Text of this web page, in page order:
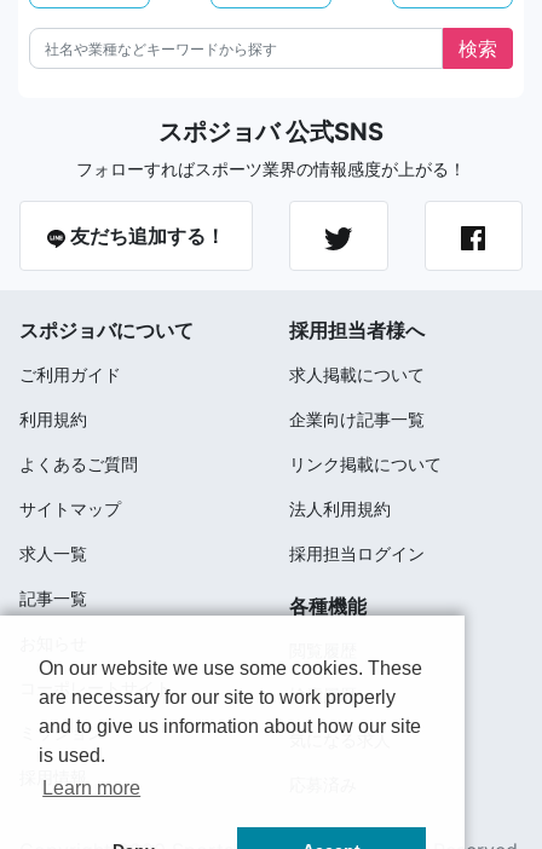
スポジョバ 公式SNS
フォローすればスポーツ業界の情報感度が上がる！
友だち追加する！
スポジョバについて
ご利用ガイド
利用規約
よくあるご質問
サイトマップ
求人一覧
記事一覧
コーポレートサイト
ミッション
採用情報
採用担当者様へ
求人掲載について
企業向け記事一覧
リンク掲載について
法人利用規約
採用担当ログイン
各種機能
検索履歴
気になる求人
On our website we use some cookies. These
are necessary for our site to work properly
and to give us information about how our site
is used.
Learn more